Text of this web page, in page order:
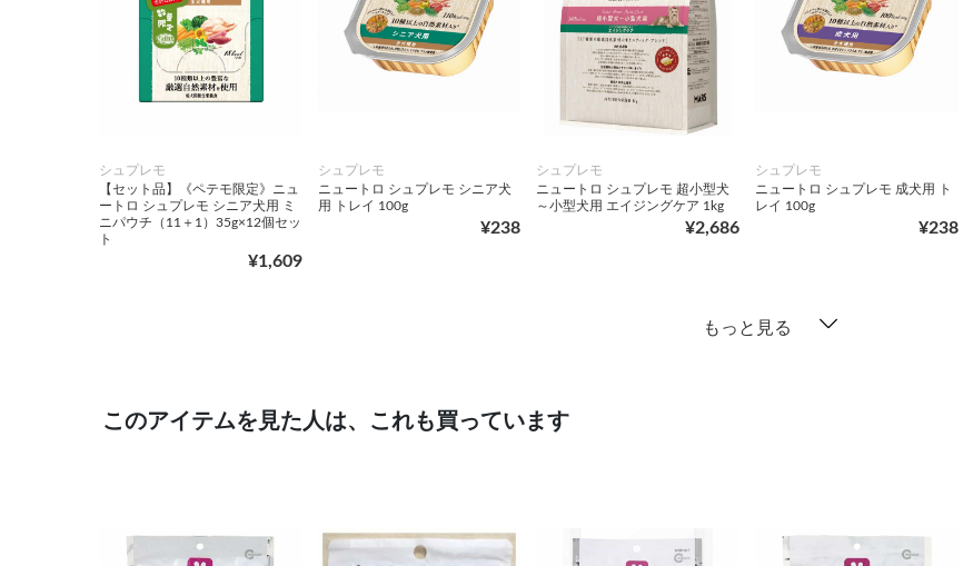
シュプレモ
【セット品】《ペテモ限定》ニュ
ートロ シュプレモ シニア犬用 ミ
ニパウチ（11＋1）35g×12個セッ
ト
¥1,609
シュプレモ
ニュートロ シュプレモ シニア犬
用 トレイ 100g
¥238
シュプレモ
ニュートロ シュプレモ 超小型犬
～小型犬用 エイジングケア 1kg
¥2,686
シュプレモ
ニュートロ シュプレモ 成犬用 ト
レイ 100g
¥238
もっと見る
このアイテムを見た人は、これも買っています